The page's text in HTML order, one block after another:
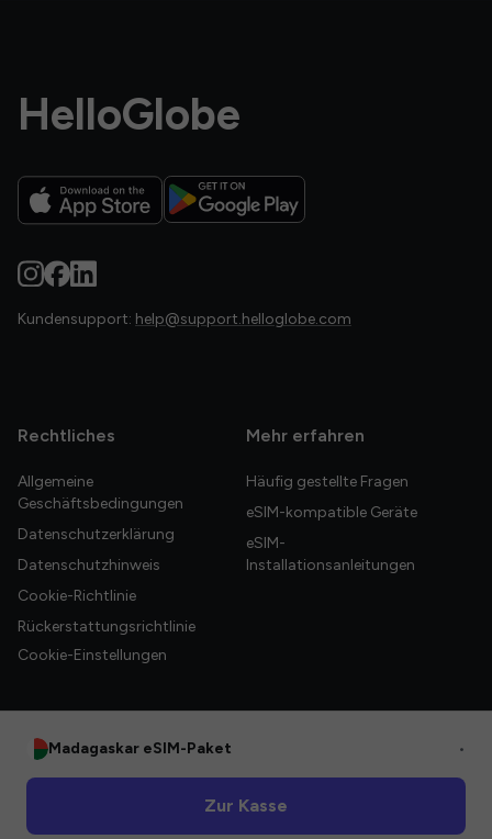
HelloGlobe
Kundensupport: help@support.helloglobe.com
Rechtliches
Allgemeine
Geschäftsbedingungen
Datenschutzerklärung
Datenschutzhinweis
Cookie-Richtlinie
Rückerstattungsrichtlinie
Cookie-Einstellungen
Mehr erfahren
Häufig gestellte Fragen
eSIM-kompatible Geräte
eSIM-
Installationsanleitungen
Madagaskar eSIM-Paket •
Zur Kasse